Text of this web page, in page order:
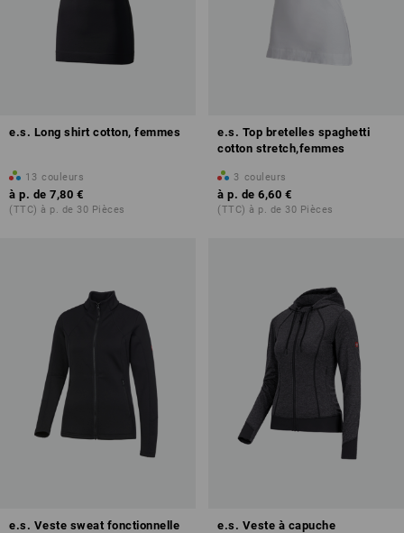
e.s. Long shirt cotton, femmes
13 couleurs
à p. de 7,80 €
(TTC) à p. de 30 Pièces
e.s. Top bretelles spaghetti
cotton stretch,femmes
3 couleurs
à p. de 6,60 €
(TTC) à p. de 30 Pièces
e.s. Veste sweat fonctionnelle
e.s. Veste à capuche